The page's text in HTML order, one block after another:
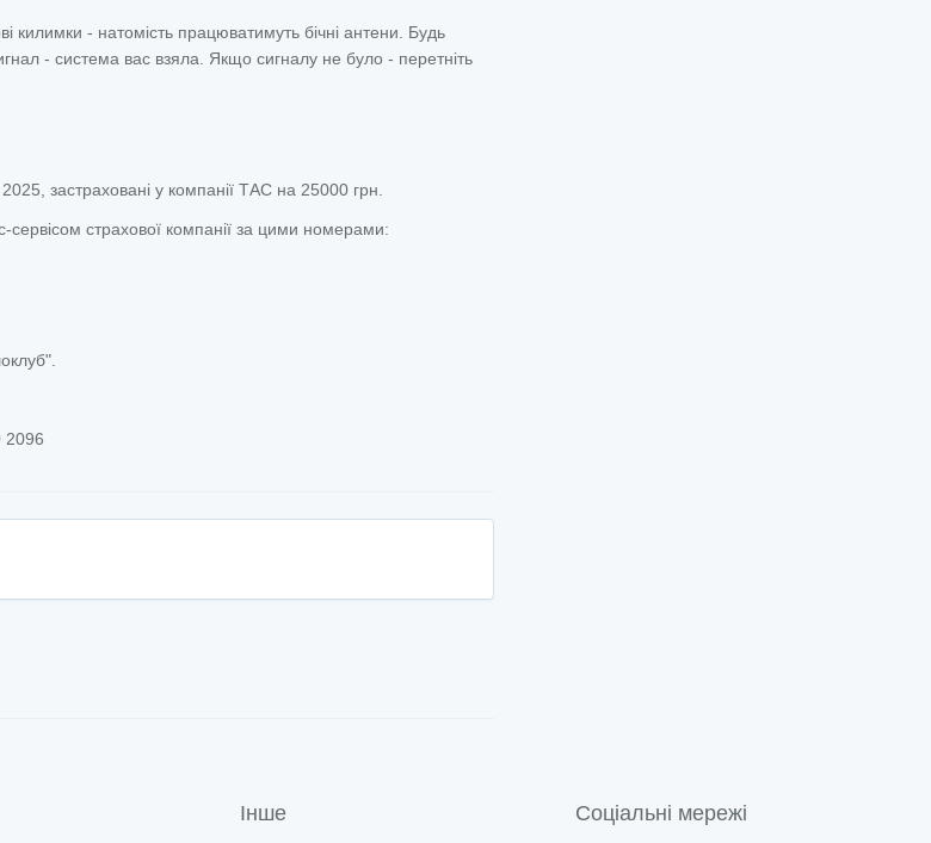
килимки - натомість працюватимуть бічні антени. Будь
- система вас взяла. Якщо сигналу не було - перетніть
застраховані у компанії ТАС на 25000 грн.
сервісом страхової компанії за цими номерами:
Інше Соціальні мережі